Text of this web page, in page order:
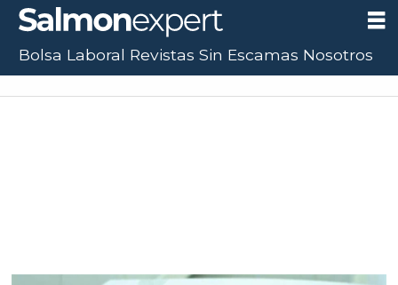
Bolsa Laboral Revistas Sin Escamas Nosotros